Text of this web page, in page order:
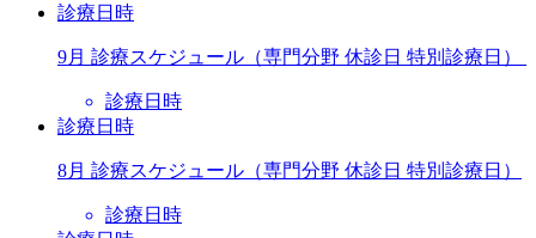
診療日時
9月 診療スケジュール（専門分野 休診日 特別診療日）
診療日時
診療日時
8月 診療スケジュール（専門分野 休診日 特別診療日）
診療日時